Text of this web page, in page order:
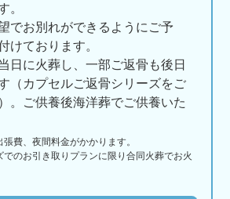
。
でお別れができるようにご予
けております。
日に火葬し、一部ご返骨も後日
（カプセルご返骨シリーズをご
。ご供養後海洋葬でご供養いた
張費、夜間料金がかかります。
のお引き取りプランに限り合同火葬でお火